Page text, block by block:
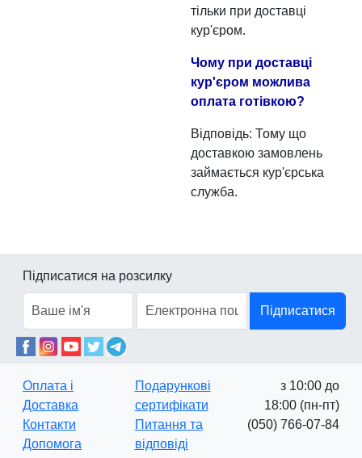
тільки при доставці
кур'єром.
Чому при доставці
кур'єром можлива
оплата готівкою?
Відповідь: Тому що
доставкою замовлень
займається кур'єрська
служба.
Підписатися на розсилку
Підписатися
Оплата і
Доставка
Контакти
Допомога
Подарункові
сертифікати
Питання та
відповіді
з 10:00 до
18:00 (пн-пт)
(050) 766-07-84